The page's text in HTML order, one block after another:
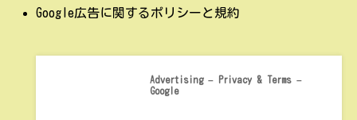
Google広告に関するポリシーと規約
Advertising – Privacy & Terms –
Google